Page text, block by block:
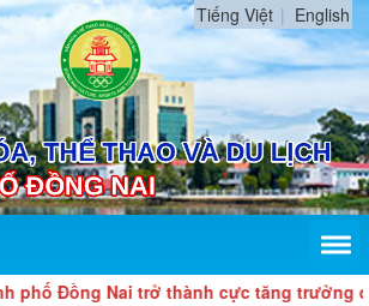
Tiếng Việt English
phố Đồng Nai trở thành cực tăng trưởng